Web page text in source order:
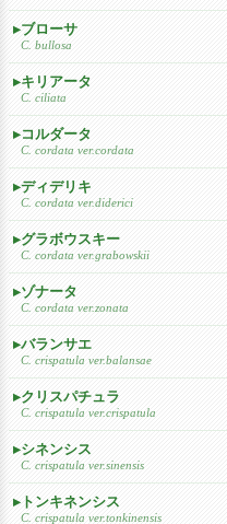
ブローサ
C. bullosa
キリアータ
C. ciliata
コルダータ
C. cordata ver.cordata
ディデリキ
C. cordata ver.diderici
グラボウスキー
C. cordata ver.grabowskii
ゾナータ
C. cordata ver.zonata
バランサエ
C. crispatula ver.balansae
クリスパチュラ
C. crispatula ver.crispatula
シネンシス
C. crispatula ver.sinensis
トンキネンシス
C. crispatula ver.tonkinensis